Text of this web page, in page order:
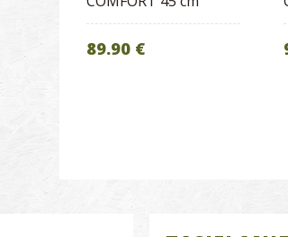
89.90 €